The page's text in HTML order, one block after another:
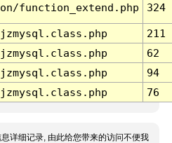
function_extend.php 324
211
62
94
76
详细记录, 由此给您带来的访问不便我